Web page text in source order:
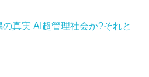
真実 AI超管理社会か?それと